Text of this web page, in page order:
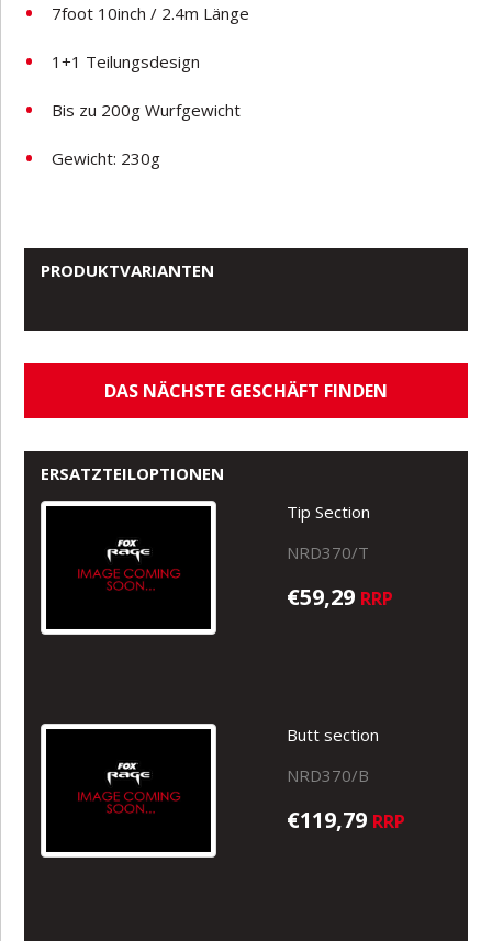
7foot 10inch / 2.4m Länge
1+1 Teilungsdesign
Bis zu 200g Wurfgewicht
Gewicht: 230g
PRODUKTVARIANTEN
DAS NÄCHSTE GESCHÄFT FINDEN
ERSATZTEILOPTIONEN
Tip Section
NRD370/T
€59,29 RRP
Butt section
NRD370/B
€119,79 RRP